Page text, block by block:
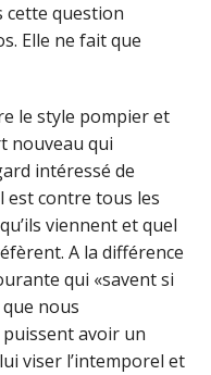
cette question
Elle ne fait que
le style pompier et
nouveau qui
intéressé de
est contre tous les
viennent et quel
A la différence
qui «savent si
nous
puissent avoir un
viser l’intemporel et